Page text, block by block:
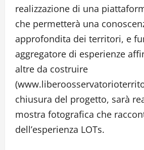
realizzazione di una
che permetterà una
approfondita dei territori, e
aggregatore di esperienze
altre da costruire
chiusura del progetto, sarà
mostra fotografica che
dell’esperienza LOTs.